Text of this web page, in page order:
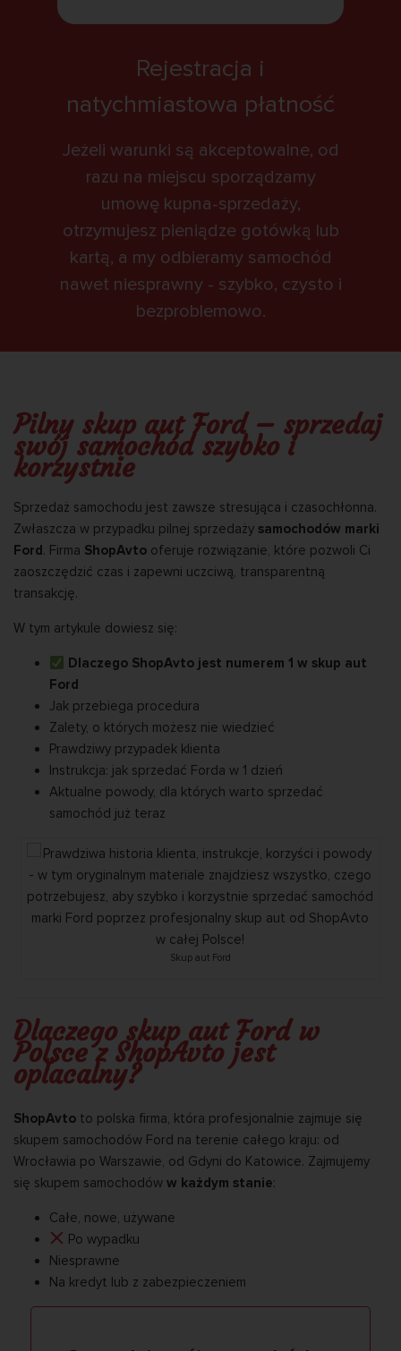
Rejestracja i
natychmiastowa płatność
Jeżeli warunki są akceptowalne, od
razu na miejscu sporządzamy
umowę kupna-sprzedaży,
otrzymujesz pieniądze gotówką lub
kartą, a my odbieramy samochód
nawet niesprawny - szybko, czysto i
bezproblemowo.
Pilny skup aut Ford – sprzedaj
swój samochód szybko i
korzystnie
Sprzedaż samochodu jest zawsze stresująca i czasochłonna.
Zwłaszcza w przypadku pilnej sprzedaży samochodów marki
Ford. Firma ShopAvto oferuje rozwiązanie, które pozwoli Ci
zaoszczędzić czas i zapewni uczciwą, transparentną
transakcję.
W tym artykule dowiesz się:
Dlaczego ShopAvto jest numerem 1 w skup aut
Ford
Jak przebiega procedura
Zalety, o których możesz nie wiedzieć
Prawdziwy przypadek klienta
Instrukcja: jak sprzedać Forda w 1 dzień
Aktualne powody, dla których warto sprzedać
samochód już teraz
Skup aut Ford
Dlaczego skup aut Ford w
Polsce z ShopAvto jest
opłacalny?
ShopAvto to polska firma, która profesjonalnie zajmuje się
skupem samochodów Ford na terenie całego kraju: od
Wrocławia po Warszawie, od Gdyni do Katowice. Zajmujemy
się skupem samochodów w każdym stanie:
Całe, nowe, używane
Po wypadku
Niesprawne
Na kredyt lub z zabezpieczeniem